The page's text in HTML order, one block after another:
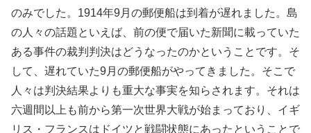
のみでした。1914年9月の郵便船は到着が遅れました。島
の人々の話題といえば、前の便で届いた新聞に載っていた
ある事件の裁判判決はどうなったのかということです。そ
して、遅れていた9月の郵便船がやってきました。そこで
人々は判決結果よりも重大な事実を知らされます。それは
六週間以上も前から第一次世界大戦が始まっており、イギ
リス・フランスはドイツと戦闘状態にあったということで